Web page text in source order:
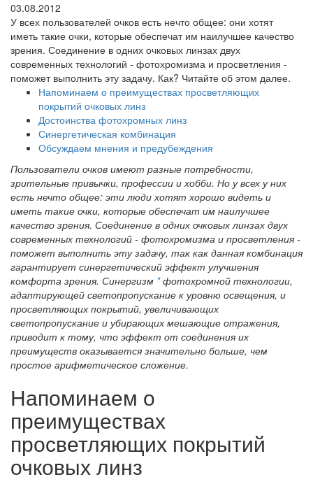
03.08.2012
У всех пользователей очков есть нечто общее: они хотят
иметь такие очки, которые обеспечат им наилучшее качество
зрения. Соединение в одних очковых линзах двух
современных технологий - фотохромизма и просветления -
поможет выполнить эту задачу. Как? Читайте об этом далее.
Напоминаем о преимуществах просветляющих
покрытий очковых линз
Достоинства фотохромных линз
Синергетическая комбинация
Обсуждаем мнения и предубеждения
Пользователи очков имеют разные потребности,
зрительные привычки, профессии и хобби. Но у всех у них
есть нечто общее: эти люди хотят хорошо видеть и
иметь такие очки, которые обеспечат им наилучшее
качество зрения. Соединение в одних очковых линзах двух
современных технологий - фотохромизма и просветления -
поможет выполнить эту задачу, так как данная комбинация
гарантирует синергетический эффект улучшения
комфорта зрения. Синергизм *фотохромной технологии,
адаптирующей светопропускание к уровню освещения, и
просветляющих покрытий, увеличивающих
светопропускание и убирающих мешающие отражения,
приводит к тому, что эффект от соединения их
преимуществ оказывается значительно больше, чем
простое арифметическое сложение.
Напоминаем о
преимуществах
просветляющих покрытий
очковых линз